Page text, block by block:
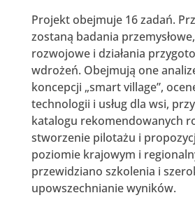
Projekt obejmuje 16 zadań.
zostaną badania
rozwojowe i działania
wdrożeń. Obejmują one
koncepcji „smart village”,
technologii i usług dla wsi,
katalogu rekomendowanych
stworzenie pilotażu i
poziomie krajowym i
przewidziano szkolenia i
upowszechnianie wyników.